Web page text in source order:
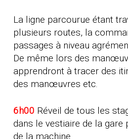
La ligne parcourue étant
plusieurs routes, la
passages à niveau
De même lors des
apprendront à tracer des
des manœuvres etc.
6h00 Réveil de tous les
dans le vestiaire de la gare
de la machine